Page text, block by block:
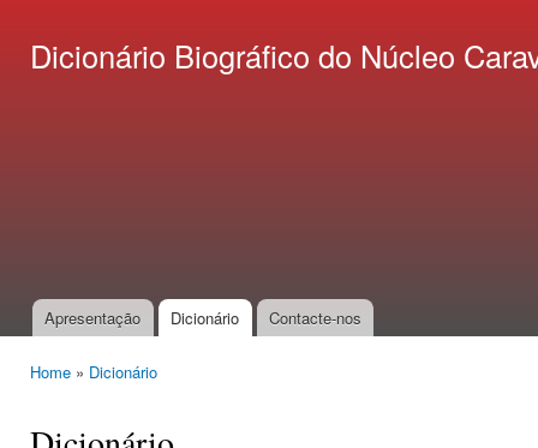
Dicionário Biográfico do Núcleo
Main menu
Apresentação Dicionário Contacte-nos
Home » Dicionário